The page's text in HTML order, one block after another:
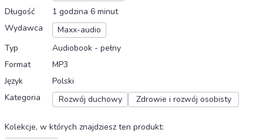
Długość
1 godzina 6 minut
Wydawca
Maxx-audio
Typ
Audiobook - pełny
Format
MP3
Język
Polski
Kategoria
Rozwój duchowy Zdrowie i rozwój osobisty
Kolekcje, w których znajdziesz ten produkt: